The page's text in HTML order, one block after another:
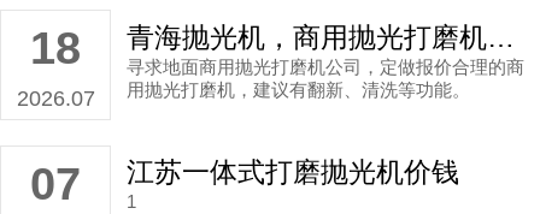
18
2026.07
青海抛光机，商用抛光打磨机公司直销案例
寻求地面商用抛光打磨机公司，定做报价合理的商
用抛光打磨机，建议有翻新、清洗等功能。
07 江苏一体式打磨抛光机价钱
1